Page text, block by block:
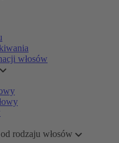
włosów
rodzaju włosów